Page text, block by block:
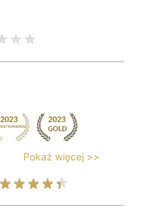
Pokaż więcej >>